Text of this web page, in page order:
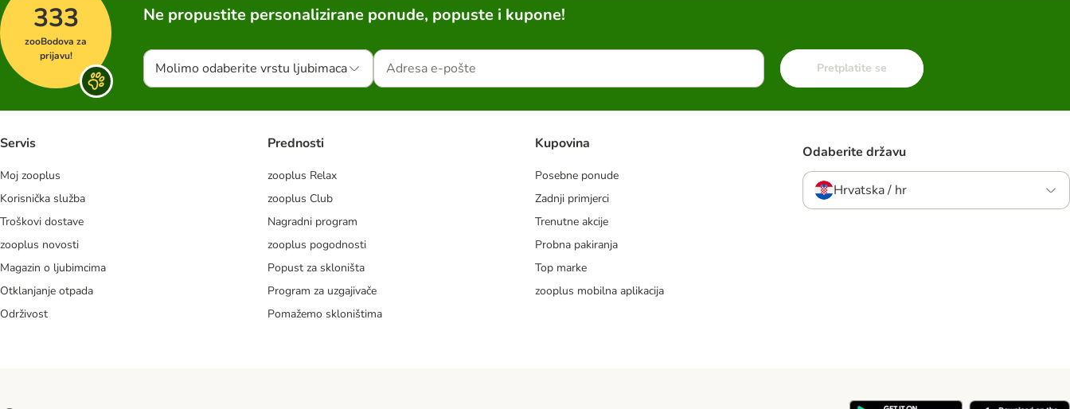
333
zooBodova za
prijavu!
Ne propustite personalizirane ponude, popuste i kupone!
Molimo odaberite vrstu ljubimaca Pretplatite se
Servis
Moj zooplus
Korisnička služba
Troškovi dostave
zooplus novosti
Magazin o ljubimcima
Otklanjanje otpada
Održivost
Prednosti
zooplus Relax
zooplus Club
Nagradni program
zooplus pogodnosti
Popust za skloništa
Program za uzgajivače
Pomažemo skloništima
Kupovina
Posebne ponude
Zadnji primjerci
Trenutne akcije
Probna pakiranja
Top marke
zooplus mobilna aplikacija
Odaberite državu
Hrvatska / hr